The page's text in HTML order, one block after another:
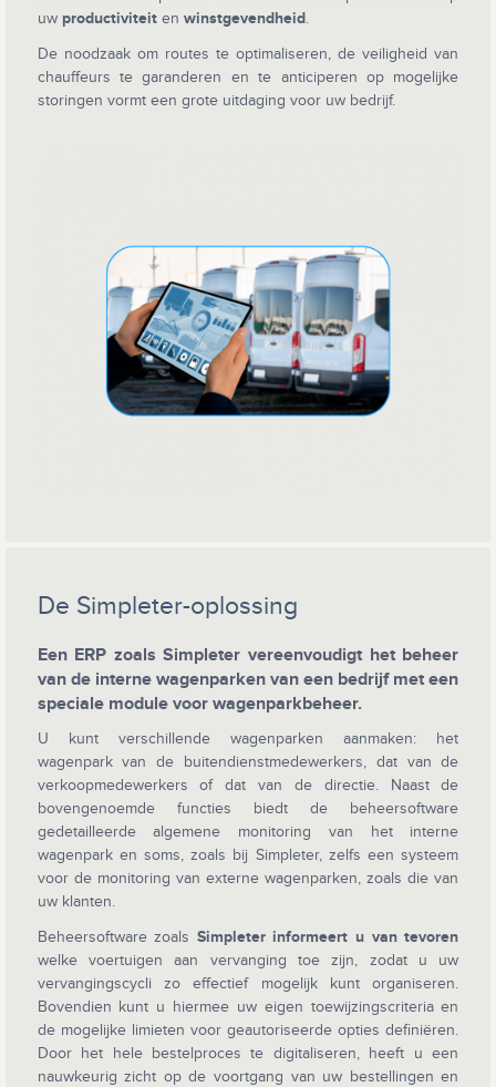
uw productiviteiten winstgevendheid.
De noodzaak om routes te optimaliseren, de veiligheid van
chauffeurs te garanderen en te anticiperen op mogelijke
storingen vormt een grote uitdaging voor uw bedrijf.
De Simpleter-oplossing
Een ERP zoals Simpleter vereenvoudigt het beheer
van de interne wagenparken van een bedrijf met een
speciale module voor wagenparkbeheer.
U kunt verschillende wagenparken aanmaken: het
wagenpark van de buitendienstmedewerkers, dat van de
verkoopmedewerkers of dat van de directie. Naast de
bovengenoemde functies biedt de beheersoftware
gedetailleerde algemene monitoring van het interne
wagenpark en soms, zoals bij Simpleter, zelfs een systeem
voor de monitoring van externe wagenparken, zoals die van
uw klanten.
Beheersoftware zoals Simpleter informeert u van tevoren
welke voertuigen aan vervanging toe zijn, zodat u uw
vervangingscycli zo effectief mogelijk kunt organiseren.
Bovendien kunt u hiermee uw eigen toewijzingscriteria en
de mogelijke limieten voor geautoriseerde opties definiëren.
Door het hele bestelproces te digitaliseren, heeft u een
nauwkeurig zicht op de voortgang van uw bestellingen en